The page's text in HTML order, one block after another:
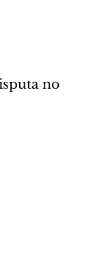
no